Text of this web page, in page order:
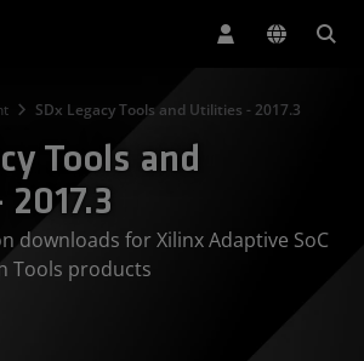
SDx Legacy Tools and Utilities - 2017.3
Tools and
downloads for Xilinx Adaptive SoC
Tools products